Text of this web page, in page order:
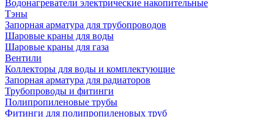
Водонагреватели электрические накопительные
Тэны
Запорная арматура для трубопроводов
Шаровые краны для воды
Шаровые краны для газа
Вентили
Коллекторы для воды и комплектующие
Запорная арматура для радиаторов
Трубопроводы и фитинги
Полипропиленовые трубы
Фитинги для полипропиленовых труб